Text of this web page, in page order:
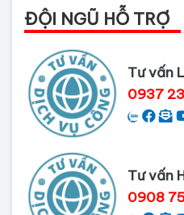
Thủ tục làm
Chí Minh
Thủ tục làm
Nai
Dịch vụ làm
Thủ tục làm
Dương
ĐỘI NGŨ HỖ TRỢ
Tư vấn
0937
Tư vấn
0908